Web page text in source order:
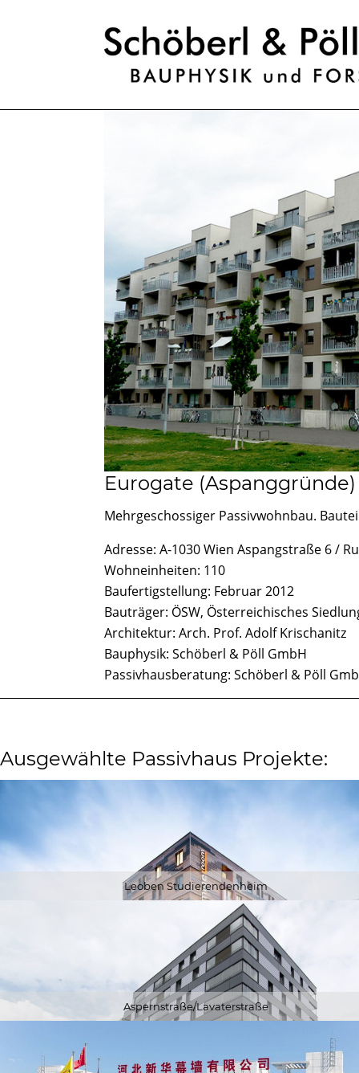
Eurogate
Mehrgeschossiger Passivwohnbau.
Adresse: A-1030 Wien Aspangstraße 6 /
Wohneinheiten: 110
Baufertigstellung: Februar 2012
Bauträger: ÖSW, Österreichisches
Architektur: Arch. Prof. Adolf Krischanitz
Bauphysik: Schöberl & Pöll GmbH
Passivhausberatung: Schöberl & Pöll
Ausgewählte Passivhaus Projekte:
Leoben Studierendenheim
Aspernstraße/Lavaterstraße